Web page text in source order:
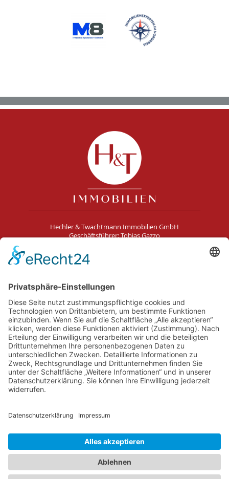
Hechler & Twachtmann Immobilien GmbH
Geschäftsführer: Tobias Gazzo
Kontakt
Impressum
AGB
Datenschutz
Cookie-Erklärung
Immobilienmakler Stuhr
Immobilienmakler Weyhe